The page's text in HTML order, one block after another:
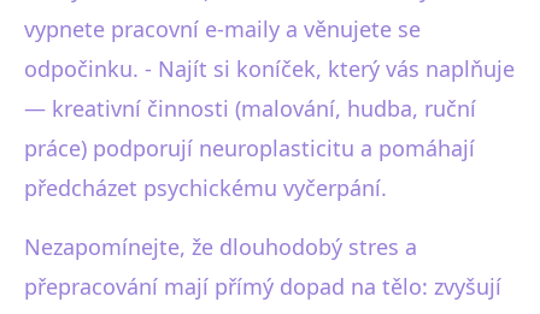
vypnete pracovní e-maily a věnujete se
odpočinku. - Najít si koníček, který vás naplňuje
— kreativní činnosti (malování, hudba, ruční
práce) podporují neuroplasticitu a pomáhají
předcházet psychickému vyčerpání.
Nezapomínejte, že dlouhodobý stres a
přepracování mají přímý dopad na tělo: zvyšují